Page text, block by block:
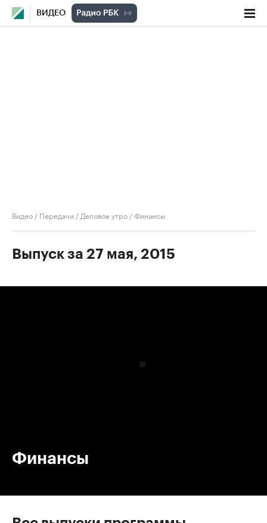
ВИДЕО
Видео / Передачи / Деловое утро /Финансы
Выпуск за 27 мая, 2015
Финансы